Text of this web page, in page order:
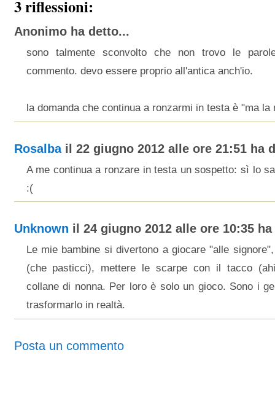
3 riflessioni:
Anonimo ha detto...
sono talmente sconvolto che non trovo le
commento. devo essere proprio all'antica anch'io.
la domanda che continua a ronzarmi in testa è "ma la
Rosalbail 22 giugno 2012 alle ore 21:51 ha
A me continua a ronzare in testa un sospetto: sì lo
:(
Unknown il 24 giugno 2012 alle ore 10:35
Le mie bambine si divertono a giocare "alle
(che pasticci), mettere le scarpe con il tacco
collane di nonna. Per loro è solo un gioco. Sono i
trasformarlo in realtà.
Posta un commento